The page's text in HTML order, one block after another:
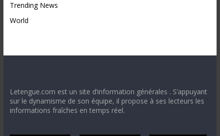
Trending News
World
Letengue.com est un site d’information générales . S’appuyant
sur le dynamisme de son équipe, il propose à ses lecteurs les
informations fraîches en temps réel.